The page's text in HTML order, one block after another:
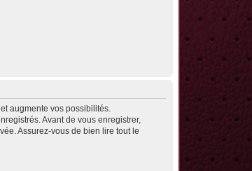
augmente vos possibilités.
Avant de vous enregistrer,
Assurez-vous de bien lire tout le